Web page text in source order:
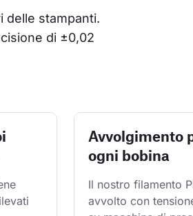
delle stampanti.
di ±0,02
Avvolgimento
ogni bobina
Il nostro filamento
avvolto con